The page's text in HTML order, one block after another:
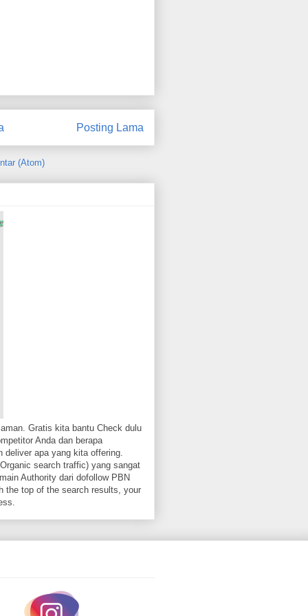
Posting Lama
(Atom)
Gratis kita bantu Check dulu
Anda dan berapa
apa yang kita offering.
search traffic) yang sangat
Authority dari dofollow PBN
the top of the search results, your